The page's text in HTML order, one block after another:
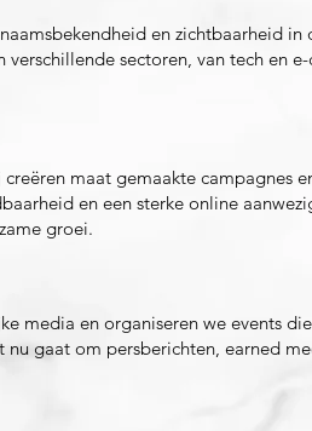
en zichtbaarheid in
sectoren, van tech en
maat gemaakte campagnes
en een sterke online
groei.
media en organiseren we events
gaat om persberichten, earned